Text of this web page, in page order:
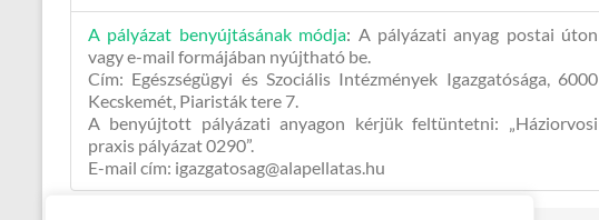
A pályázat benyújtásának módja: A pályázati anyag postai úton
vagy e-mail formájában nyújtható be.
Cím: Egészségügyi és Szociális Intézmények Igazgatósága, 6000
Kecskemét, Piaristák tere 7.
A benyújtott pályázati anyagon kérjük feltüntetni: „Háziorvosi
praxis pályázat 0290”.
E-mail cím: igazgatosag@alapellatas.hu